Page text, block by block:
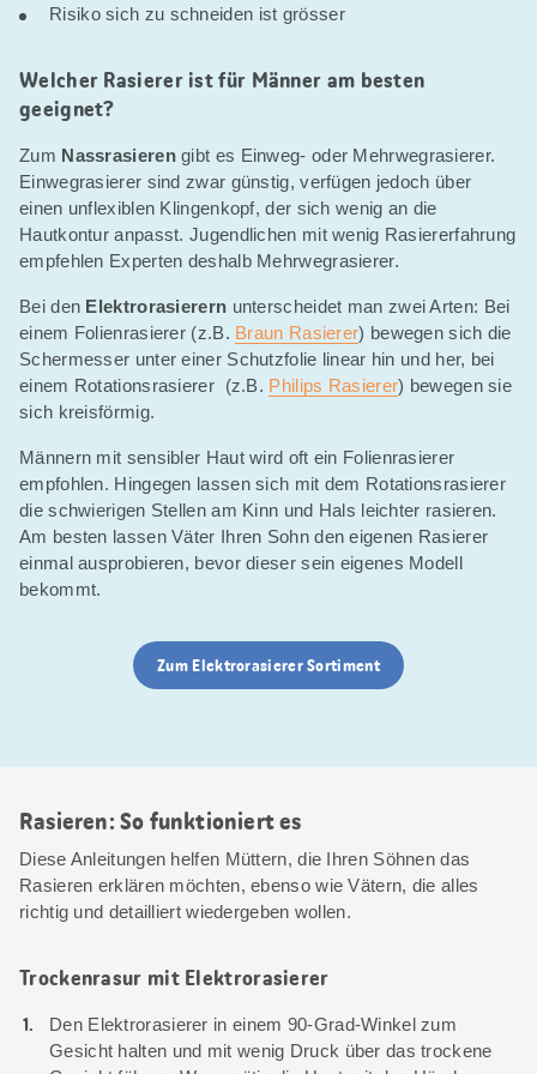
Risiko sich zu schneiden ist grösser
Welcher Rasierer ist für Männer am besten
geeignet?
Zum Nassrasierengibt es Einweg- oder Mehrwegrasierer.
Einwegrasierer sind zwar günstig, verfügen jedoch über
einen unflexiblen Klingenkopf, der sich wenig an die
Hautkontur anpasst. Jugendlichen mit wenig Rasiererfahrung
empfehlen Experten deshalb Mehrwegrasierer.
Bei den Elektrorasierern unterscheidet man zwei Arten: Bei
einem Folienrasierer (z.B. Braun Rasierer) bewegen sich die
Schermesser unter einer Schutzfolie linear hin und her, bei
einem Rotationsrasierer (z.B. Philips Rasierer) bewegen sie
sich kreisförmig.
Männern mit sensibler Haut wird oft ein Folienrasierer
empfohlen. Hingegen lassen sich mit dem Rotationsrasierer
die schwierigen Stellen am Kinn und Hals leichter rasieren.
Am besten lassen Väter Ihren Sohn den eigenen Rasierer
einmal ausprobieren, bevor dieser sein eigenes Modell
bekommt.
Zum Elektrorasierer Sortiment
Rasieren: So funktioniert es
Diese Anleitungen helfen Müttern, die Ihren Söhnen das
Rasieren erklären möchten, ebenso wie Vätern, die alles
richtig und detailliert wiedergeben wollen.
Trockenrasur mit Elektrorasierer
Den Elektrorasierer in einem 90-Grad-Winkel zum
Gesicht halten und mit wenig Druck über das trockene